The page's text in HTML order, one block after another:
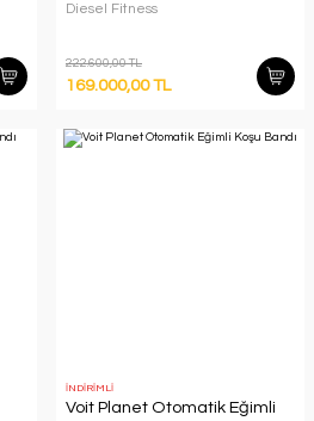
Diesel Fitness
222.600,00 TL
169.000,00 TL
İNDİRİMLİ
Voit Planet Otomatik Eğimli